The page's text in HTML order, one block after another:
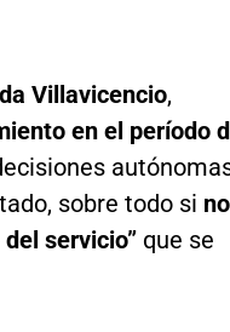
Villavicencio,
en el período
sobre todo si no
servicio”que se